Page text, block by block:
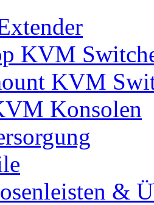
KVM
KVM
Konsolen
&